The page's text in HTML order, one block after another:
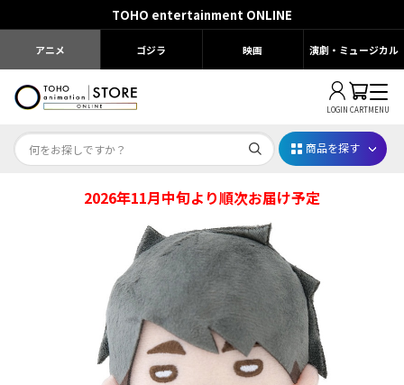
TOHO entertainment ONLINE
アニメ ゴジラ 映画 演劇・ミュージカル
LOGIN CARTMENU
じゅじゅフェス 2026
薬屋のひとりごと 夏の園遊会2026
名探偵コナン
商品を探す
2026年11月中旬より順次お届け予定